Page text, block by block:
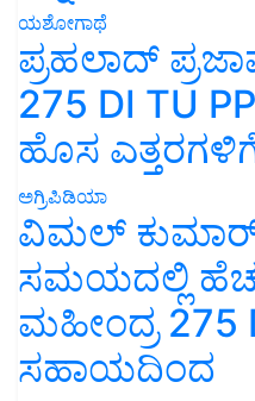
ಯಶೋಗಾಥೆ
ಪ್ರಹಲಾದ್
275 DI TU
ಹೊಸ
ಅಗ್ರಿಪಿಡಿಯಾ
ವಿಮಲ್
ಸಮಯದಲ್ಲಿ
ಮಹೀಂದ್ರ 275
ಸಹಾಯದಿಂದ